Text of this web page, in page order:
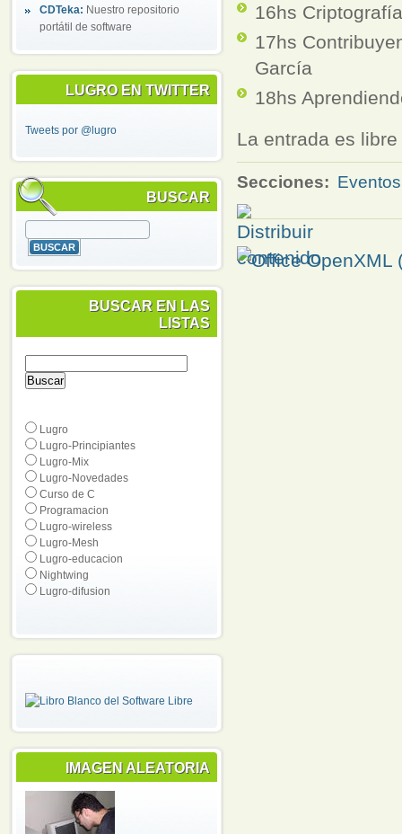
CDTeka: Nuestro repositorio
portátil de software
LUGRO EN TWITTER
Tweets por @lugro
BUSCAR
BUSCAR EN LAS
LISTAS
Lugro
Lugro-Principiantes
Lugro-Mix
Lugro-Novedades
Curso de C
Programacion
Lugro-wireless
Lugro-Mesh
Lugro-educacion
Nightwing
Lugro-difusion
IMAGEN ALEATORIA
16hs
17hs
García
18hs
La entrada es
Secciones: Eventos